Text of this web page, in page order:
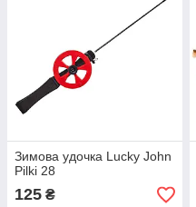
Зимова удочка Lucky John
Pilki 28
125 ₴